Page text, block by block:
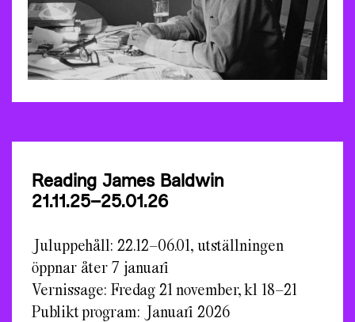
Reading James Baldwin
21.11.25–25.01.26
Juluppehåll: 22.12–06.01, utställningen
öppnar åter 7 januari
Vernissage: Fredag 21 november, kl 18–21
Publikt program: Januari 2026